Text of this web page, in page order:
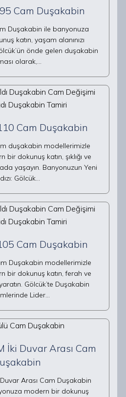
Cam Duşakabin
Duşakabin ile banyonuza
katın, yaşam alanınızı
önde gelen duşakabin
olarak,…
Cam Duşakabin
duşakabin modellerimizle
dokunuş katın, şıklığı ve
yaşayın. Banyonuzun Yeni
Gölcük…
Cam Duşakabin
Duşakabin modellerimizle
bir dokunuş katın, ferah ve
Gölcük’te Duşakabin
Lider…
İki Duvar Arası Cam
Arası Cam Duşakabin
modern bir dokunuş